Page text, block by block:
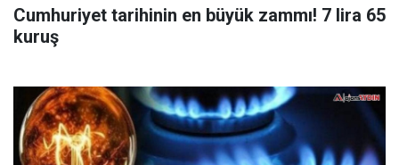
Cumhuriyet tarihinin en büyük zammı! 7 lira 65
kuruş